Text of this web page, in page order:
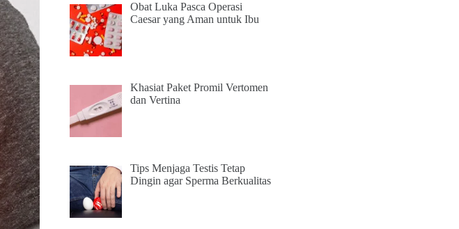
Obat Luka Pasca Operasi
Caesar yang Aman untuk Ibu
Khasiat Paket Promil Vertomen
dan Vertina
Tips Menjaga Testis Tetap
Dingin agar Sperma Berkualitas